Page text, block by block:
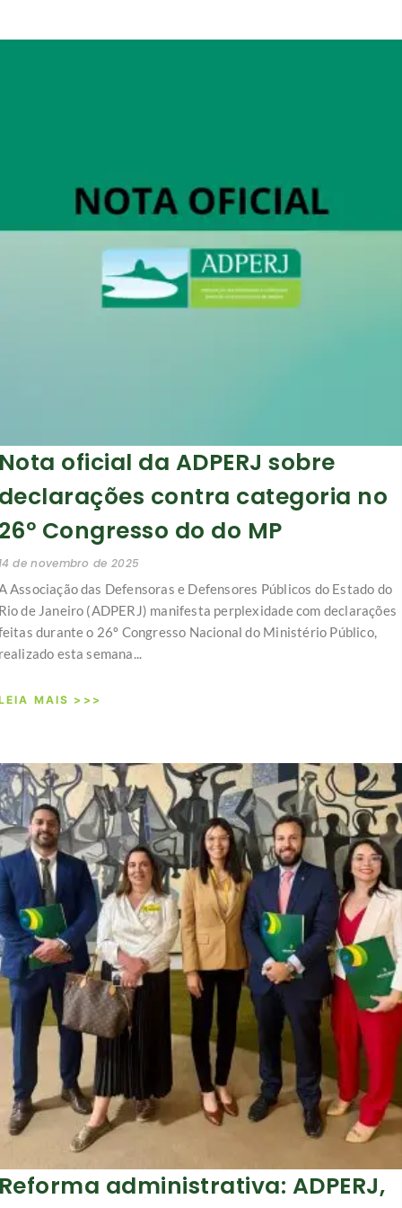
oficial da ADPERJ sobre
contra categoria no
Congresso do do MP
de novembro de 2025
Associação das Defensoras e Defensores Públicos do Estado do
de Janeiro (ADPERJ) manifesta perplexidade com declarações
durante o 26º Congresso Nacional do Ministério Público,
esta semana...
MAIS >>>
administrativa: ADPERJ,